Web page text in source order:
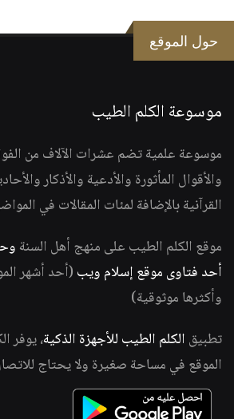
حول الموقع
موسوعة الكلم الطيب
موسوعة علمية تضم عشرات الآلاف من
والأقوال المأثورة والأدعية والأذكار
القرآنية بالإضافة لمئات المقالات في
موقع الكلم الطيب على منهج أهل السنة
أحد فتاوى موقع إسلام ويب (أحد أشهر
وأكثرها موثوقية)
تطبيق الكلم الطيب للأجهزة الذكية، يوفر
الموقع في مساحة صغيرة ولا يحتاج